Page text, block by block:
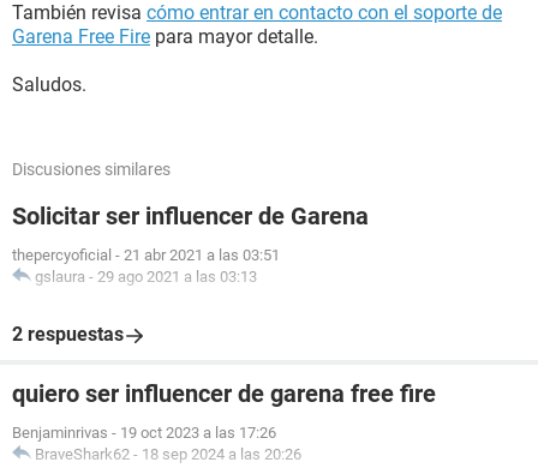
También revisa cómo entrar en contacto con el soporte de
Garena Free Fire para mayor detalle.
Saludos.
Discusiones similares
Solicitar ser influencer de Garena
thepercyoficial - 21 abr 2021 a las 03:51
gslaura - 29 ago 2021 a las 03:13
2 respuestas
quiero ser influencer de garena free fire
Benjaminrivas - 19 oct 2023 a las 17:26
BraveShark62 - 18 sep 2024 a las 20:26